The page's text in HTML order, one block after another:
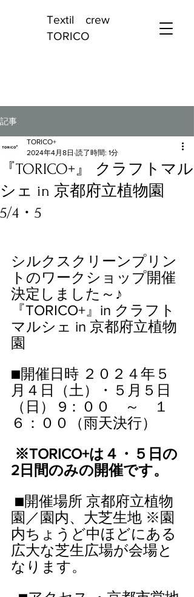
Textil crew
TORICO
記事
『TORICO+』 クラフトマル
シェ in 京都府立植物園
5/4・5
TORICO+
2024年4月8日 読了時間: 1分
シルクスクリーンプリン
トのワークショップ開催
決定しました～♪
『TORICO+』in クラフト
マルシェ in 京都府立植物
園
■開催日時 ２０２４年５
月４日（土）・５月５日
（日） 9：００　～　１
６：００（雨天決行）
※TORICO+は４・５日の
2日間のみの開催です。
■開催場所 京都府立植物
園／園内、大芝生地 ※園
内ちょうど中ほどにある
広大な芝生広場が会場と
なります。